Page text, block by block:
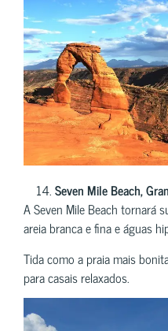
Seven Mile Beach,
A Seven Mile Beach tornará
areia branca e fina e águas
Tida como a praia mais
para casais relaxados.